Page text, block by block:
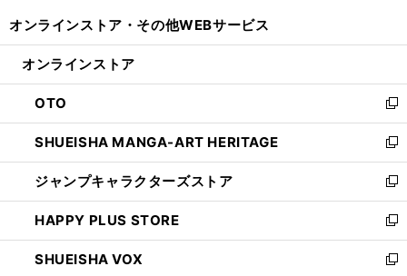
開
ン
ウ
で
開
く
ウ
ン
ド
ウ
で
開
く
オンラインストア・ その他WEBサービス
オンラインストア
OTO
新
し
い
ウ
ィ
ン
ド
ウ
で
SHUEISHA MANGA-ART HERITAGE
新
し
い
ウ
ィ
ン
ド
ジャンプキャラクターズストア
新
し
い
ウ
ィ
HAPPY PLUS STORE
新
し
い
SHUEISHA VOX
新